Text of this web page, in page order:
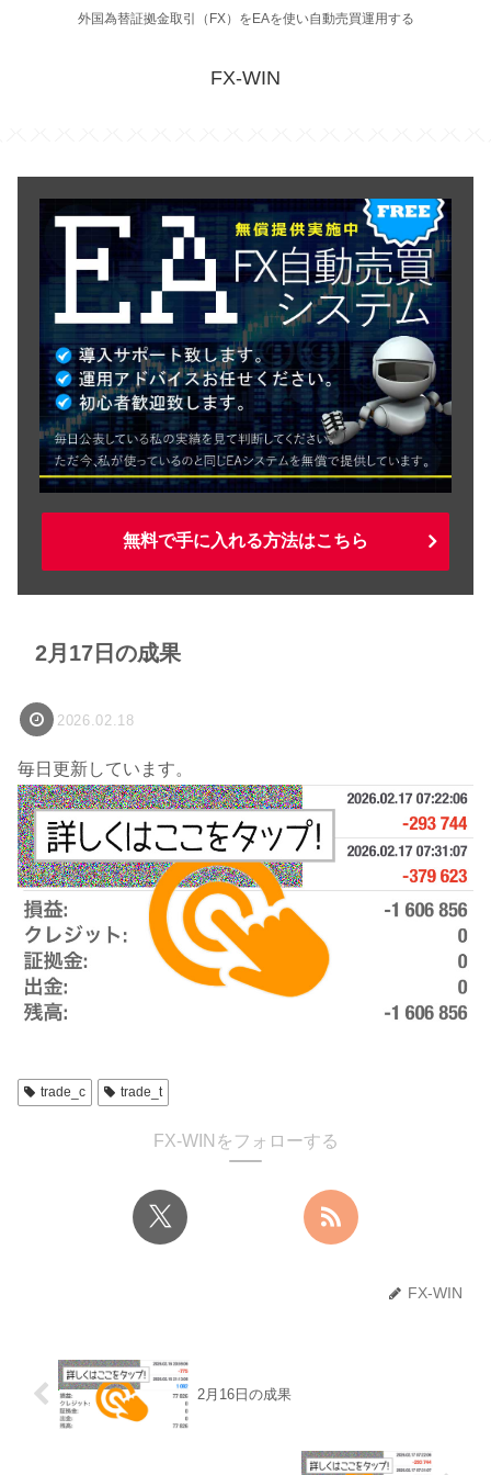
外国為替証拠金取引（FX）をEAを使い自動売買運用する
FX-WIN
無料で手に入れる方法はこちら
2月17日の成果
2026.02.18
毎日更新しています。
trade_c trade_t
FX-WINをフォローする
FX-WIN
2月16日の成果